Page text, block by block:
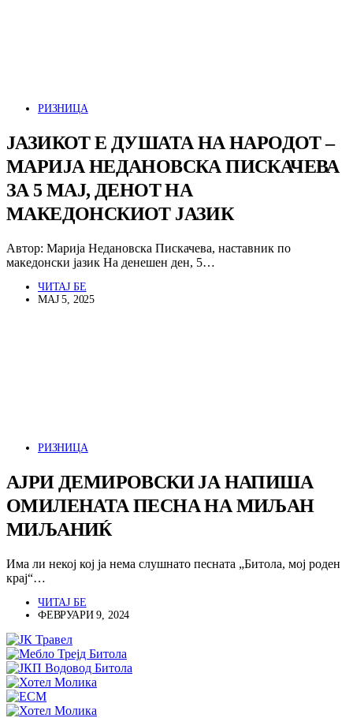
РИЗНИЦА
ЈАЗИКОТ Е ДУШАТА НА НАРОДОТ –
МАРИЈА НЕДАНОВСКА ПИСКАЧЕВА
ЗА 5 МАЈ, ДЕНОТ НА
МАКЕДОНСКИОТ ЈАЗИК
Автор: Марија Недановска Пискачева, наставник по
македонски јазик На денешен ден, 5…
ЧИТАЈ БЕ
МАЈ 5, 2025
РИЗНИЦА
АЈРИ ДЕМИРОВСКИ ЈА НАПИША
ОМИЛЕНАТА ПЕСНА НА МИЉАН
МИЉАНИЌ
Има ли некој кој ја нема слушнато песната „Битола, мој роден
крај“…
ЧИТАЈ БЕ
ФЕВРУАРИ 9, 2024